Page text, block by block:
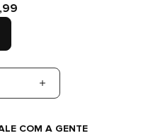
COM A GENTE